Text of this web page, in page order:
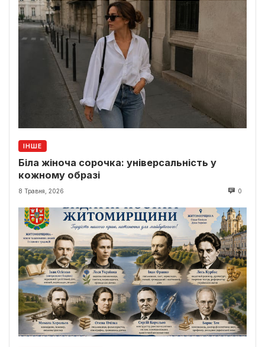
ІНШЕ
Біла жіноча сорочка: універсальність у
кожному образі
8 Травня, 2026 0